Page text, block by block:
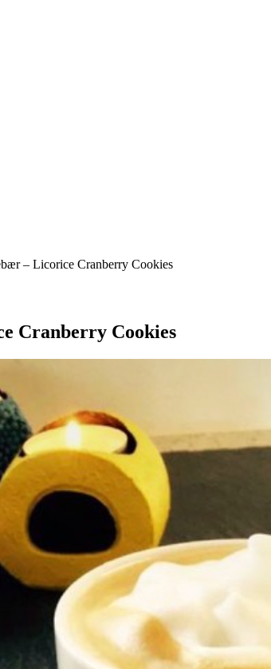
– Licorice Cranberry Cookies
Cranberry Cookies